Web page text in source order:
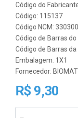
Código do
Código: 115137
Código NCM:
Código de Barras
Código de Barras
Embalagem: 1X1
Fornecedor:
R$ 9,30